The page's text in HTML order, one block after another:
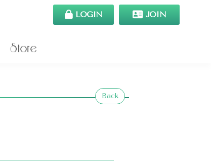
Store
LOGIN JOIN
Back